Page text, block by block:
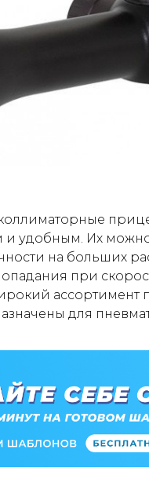
и удобным. Их
на больших
при
ассортимент
для